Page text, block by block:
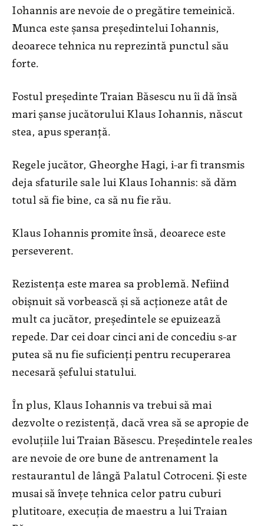
Iohannis are nevoie de o pregătire temeinică.
Munca este șansa președintelui Iohannis,
deoarece tehnica nu reprezintă punctul său
forte.
Fostul președinte Traian Băsescu nu îi dă însă
mari șanse jucătorului Klaus Iohannis, născut
stea, apus speranță.
Regele jucător, Gheorghe Hagi, i-ar fi transmis
deja sfaturile sale lui Klaus Iohannis: să dăm
totul să fie bine, ca să nu fie rău.
Klaus Iohannis promite însă, deoarece este
perseverent.
Rezistența este marea sa problemă. Nefiind
obișnuit să vorbească și să acționeze atât de
mult ca jucător, președintele se epuizează
repede. Dar cei doar cinci ani de concediu s-ar
putea să nu fie suficienți pentru recuperarea
necesară șefului statului.
În plus, Klaus Iohannis va trebui să mai
dezvolte o rezistență, dacă vrea să se apropie de
evoluțiile lui Traian Băsescu. Președintele reales
are nevoie de ore bune de antrenament la
restaurantul de lângă Palatul Cotroceni. Și este
musai să învețe tehnica celor patru cuburi
plutitoare, execuția de maestru a lui Traian